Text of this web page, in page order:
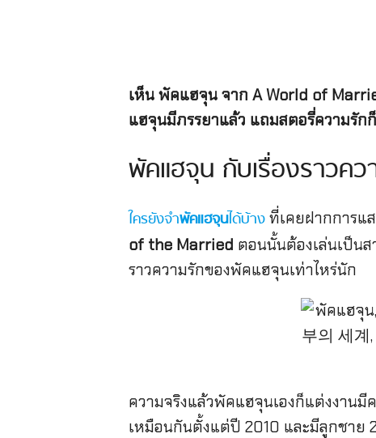
เห็น พัคแฮจุน จาก A World of
แฮจุนมีภรรยาแล้ว แถมสตอรี่ความรัก
พัคแฮจุน กับเรื่องราวค
ใครยังจำพัคแฮจุนได้บ้างที่เคยฝากการแ
of the Married ตอนนั้นต้องเล่นเป็น
ราวความรักของพัคแฮจุนเท่าไหร่นัก
ความจริงแล้วพัคแฮจุนเองก็แต่งงาน
เหมือนกันตั้งแต่ปี 2010 และมีลูกชาย